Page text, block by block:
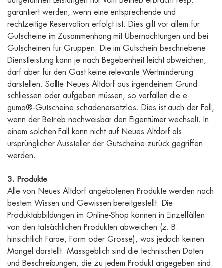
garantiert werden, wenn eine entsprechende und
rechtzeitige Reservation erfolgt ist. Dies gilt vor allem für
Gutscheine im Zusammenhang mit Übernachtungen und bei
Gutscheinen für Gruppen. Die im Gutschein beschriebene
Dienstleistung kann je nach Begebenheit leicht abweichen,
darf aber für den Gast keine relevante Wertminderung
darstellen. Sollte Neues Altdorf aus irgendeinem Grund
schliessen oder aufgeben müssen, so verfallen die e-
guma®-Gutscheine schadenersatzlos. Dies ist auch der Fall,
wenn der Betrieb nachweisbar den Eigentümer wechselt. In
einem solchen Fall kann nicht auf Neues Altdorf als
ursprünglicher Aussteller der Gutscheine zurück gegriffen
werden.
3. Produkte
Alle von Neues Altdorf angebotenen Produkte werden nach
bestem Wissen und Gewissen bereitgestellt. Die
Produktabbildungen im Online-Shop können in Einzelfällen
von den tatsächlichen Produkten abweichen (z. B.
hinsichtlich Farbe, Form oder Grösse), was jedoch keinen
Mangel darstellt. Massgeblich sind die technischen Daten
und Beschreibungen, die zu jedem Produkt angegeben sind.